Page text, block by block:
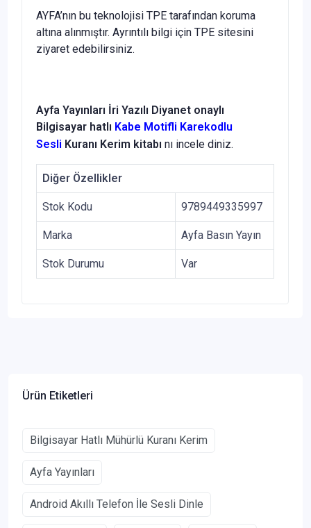
AYFA’nın bu teknolojisi TPE tarafından koruma
altına alınmıştır. Ayrıntılı bilgi için TPE sitesini
ziyaret edebilirsiniz.
Ayfa Yayınları İri Yazılı Diyanet onaylı
Bilgisayar hatlı Kabe Motifli Karekodlu
Sesli Kuranı Kerim kitabı nı incele diniz.
Diğer Özellikler
Stok Kodu 9789449335997
Marka Ayfa Basın Yayın
Stok Durumu Var
Ürün Etiketleri
Bilgisayar Hatlı Mühürlü Kuranı Kerim
Ayfa Yayınları
Android Akıllı Telefon İle Sesli Dinle